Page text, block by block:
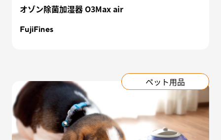
オゾン除菌加湿器 O3Max air
FujiFines
ペット用品